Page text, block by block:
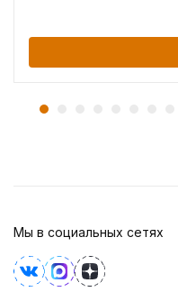
Мы в социальных сетях